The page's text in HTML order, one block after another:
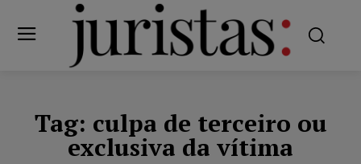
Tag: culpa de terceiro ou
exclusiva da vítima